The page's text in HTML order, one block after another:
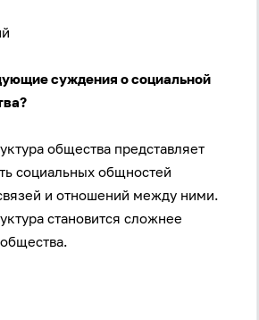
суждения о социальной
общества представляет
социальных общностей
и отношений между ними.
становится сложнее